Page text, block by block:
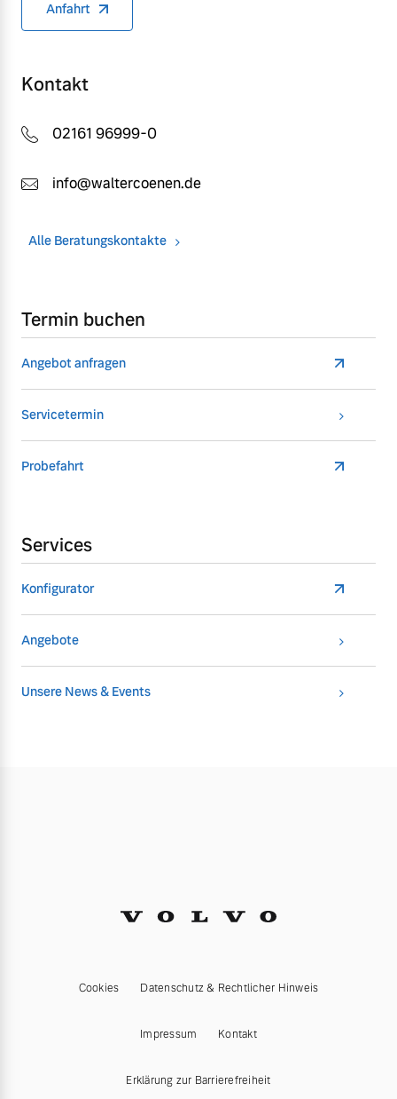
Anfahrt
Kontakt
02161 96999-0
info@waltercoenen.de
Alle Beratungskontakte
Termin buchen
Angebot anfragen
Servicetermin
Probefahrt
Services
Konfigurator
Angebote
Unsere News & Events
Cookies Datenschutz & Rechtlicher Hinweis
Impressum Kontakt
Erklärung zur Barrierefreiheit